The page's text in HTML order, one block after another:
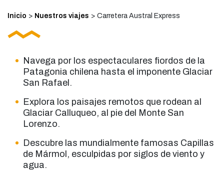
Inicio > Nuestros viajes > Carretera Austral Express
Navega por los espectaculares fiordos de la
Patagonia chilena hasta el imponente Glaciar
San Rafael.
Explora los paisajes remotos que rodean al
Glaciar Calluqueo, al pie del Monte San
Lorenzo.
Descubre las mundialmente famosas Capillas
de Mármol, esculpidas por siglos de viento y
agua.